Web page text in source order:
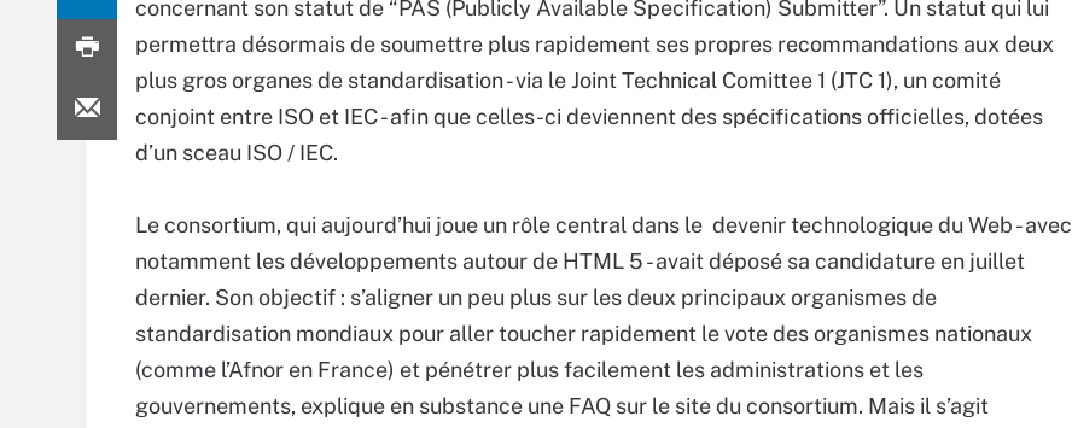
concernant son statut de “PAS (Publicly Available Specification) Submitter”. Un statut qui lui
permettra désormais de soumettre plus rapidement ses propres recommandations aux deux
plus gros organes de standardisation - via le Joint Technical Comittee 1 (JTC 1), un comité
conjoint entre ISO et IEC - afin que celles-ci deviennent des spécifications officielles, dotées
d’un sceau ISO / IEC.
Le consortium, qui aujourd’hui joue un rôle central dans le devenir technologique du Web - avec
notamment les développements autour de HTML 5 - avait déposé sa candidature en juillet
dernier. Son objectif : s’aligner un peu plus sur les deux principaux organismes de
standardisation mondiaux pour aller toucher rapidement le vote des organismes nationaux
(comme l’Afnor en France) et pénétrer plus facilement les administrations et les
gouvernements, explique en substance une FAQ sur le site du consortium. Mais il s’agit